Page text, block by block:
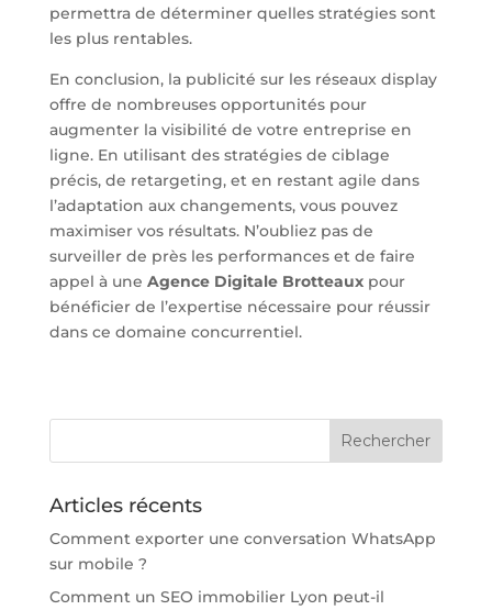
permettra de déterminer quelles stratégies sont
les plus rentables.
En conclusion, la publicité sur les réseaux display
offre de nombreuses opportunités pour
augmenter la visibilité de votre entreprise en
ligne. En utilisant des stratégies de ciblage
précis, de retargeting, et en restant agile dans
l’adaptation aux changements, vous pouvez
maximiser vos résultats. N’oubliez pas de
surveiller de près les performances et de faire
appel à une Agence Digitale Brotteauxpour
bénéficier de l’expertise nécessaire pour réussir
dans ce domaine concurrentiel.
Articles récents
Comment exporter une conversation WhatsApp
sur mobile ?
Comment un SEO immobilier Lyon peut-il